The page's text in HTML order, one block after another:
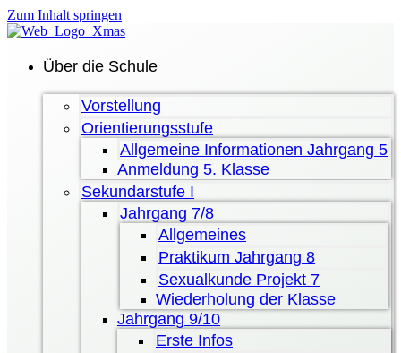
Zum Inhalt springen
Über die Schule
Vorstellung
Orientierungsstufe
Allgemeine Informationen Jahrgang 5
Anmeldung 5. Klasse
Sekundarstufe I
Jahrgang 7/8
Allgemeines
Praktikum Jahrgang 8
Sexualkunde Projekt 7
Wiederholung der Klasse
Jahrgang 9/10
Erste Infos